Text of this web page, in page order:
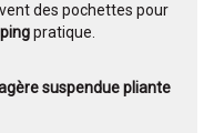
des pochettes pour
pratique.
suspendue pliante